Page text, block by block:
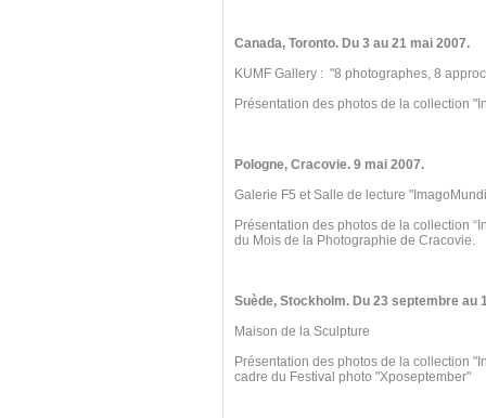
Canada, Toronto. Du 3 au 21 mai 2007.
KUMF Gallery : "8 photographes, 8
Présentation des photos de la collection
Pologne, Cracovie. 9 mai 2007.
Galerie F5 et Salle de lecture
Présentation des photos de la collection
du Mois de la Photographie de Cracovie.
Suède, Stockholm. Du 23 septembre au
Maison de la Sculpture
Présentation des photos de la collection
cadre du Festival photo "Xposeptember"